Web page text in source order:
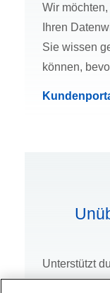
Wir
Ihren
Sie wissen
können,
Unterstützt
Forschungs-